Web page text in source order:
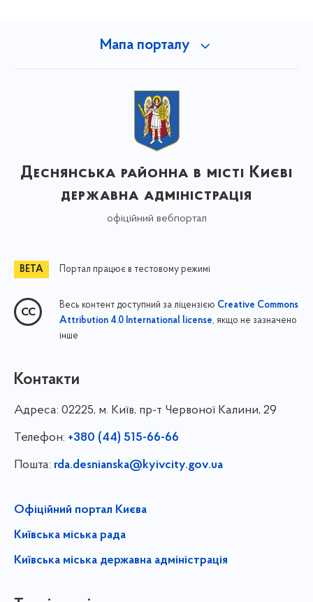
Мапа порталу
Деснянська районна в місті Києві
державна адміністрація
офіційний вебпортал
Портал працює в тестовому режимі
Весь контент доступний за ліцензією Creative Commons
Attribution 4.0 International license, якщо не зазначено
інше
Контакти
Адреса: 02225, м. Київ, пр-т Червоної Калини, 29
Телефон: +380 (44) 515-66-66
Пошта: rda.desnianska@kyivcity.gov.ua
Офіційний портал Києва
Київська міська рада
Київська міська державна адміністрація